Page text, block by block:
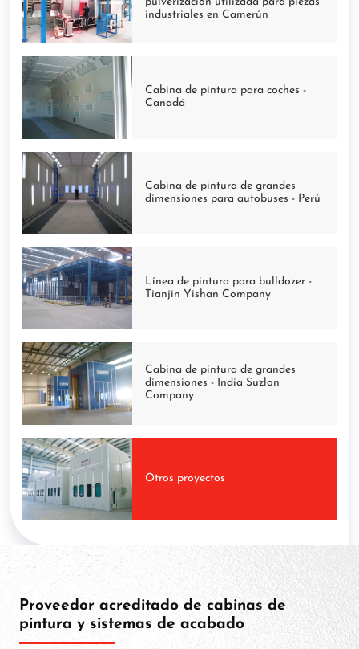
industriales en Camerún
Cabina de pintura para coches -
Canadá
Cabina de pintura de grandes
dimensiones para autobuses - Perú
Línea de pintura para bulldozer -
Tianjin Yishan Company
Cabina de pintura de grandes
dimensiones - India Suzlon
Company
Otros proyectos
Proveedor acreditado de cabinas de
pintura y sistemas de acabado